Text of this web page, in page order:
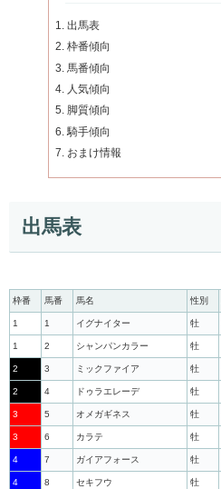
出馬表
枠番傾向
馬番傾向
人気傾向
脚質傾向
騎手傾向
おまけ情報
出馬表
枠番 馬番 馬名 性別
1 1 イグナイター 牡
1 2 シャンパンカラー 牡
2 3 ミックファイア 牡
2 4 ドゥラエレーデ 牡
3 5 オメガギネス 牡
3 6 カラテ 牡
4 7 ガイアフォース 牡
4 8 セキフウ 牡